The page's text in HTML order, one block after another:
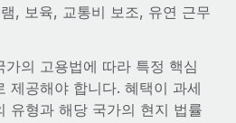
웃소싱
민첩한 글로벌 HR 및 급여 솔루션
팀 확장
, 보육, 교통비 보조, 유연 근무
의 고용법에 따라 특정 핵심
제공해야 합니다. 혜택이 과세
유형과 해당 국가의 현지 법률